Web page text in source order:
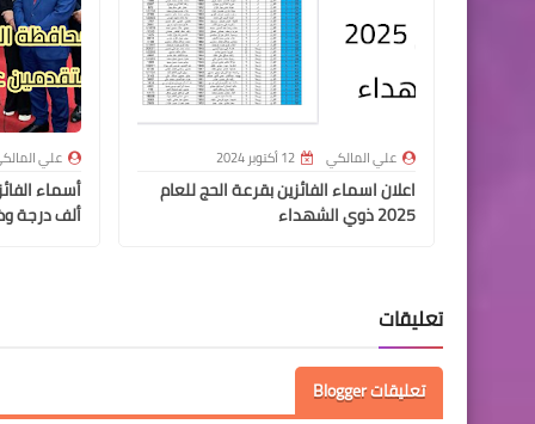
علي المالكي 12 أكتوبر 2024
اعلان اسماء الفائزين بقرعة الحج للعام
2025 ذوي الشهداء
علي
ألف درجة
تعليقات
تعليقات Blogger